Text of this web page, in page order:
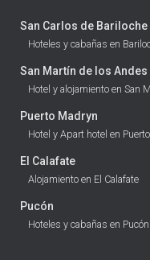
San Carlos de Bariloche
Hoteles y cabañas en
San Martín de los Andes
Hotel y alojamiento en San
Puerto Madryn
Hotel y Apart hotel en
El Calafate
Alojamiento en El Calafate
Pucón
Hoteles y cabañas en Pucón